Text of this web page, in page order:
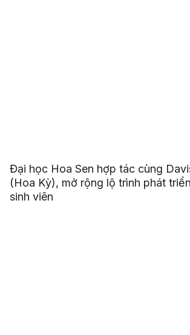
Đại học Hoa Sen hợp tác cùng
(Hoa Kỳ), mở rộng lộ trình phát
sinh viên